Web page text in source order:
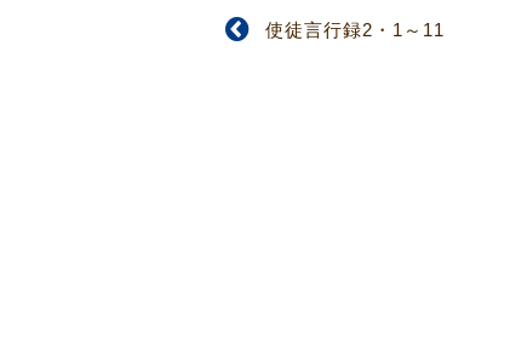
使徒言行録2・1～11